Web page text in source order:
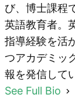
び、博士課程
英語教育者。
指導経験を活
つアカデミッ
報を発信して
See Full Bio